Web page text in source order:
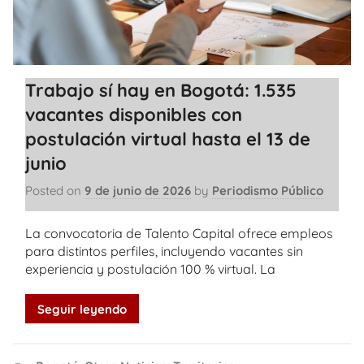
Trabajo sí hay en Bogotá: 1.535
vacantes disponibles con
postulación virtual hasta el 13 de
junio
Posted on 9 de junio de 2026 by Periodismo Público
La convocatoria de Talento Capital ofrece empleos
para distintos perfiles, incluyendo vacantes sin
experiencia y postulación 100 % virtual. La
Seguir leyendo